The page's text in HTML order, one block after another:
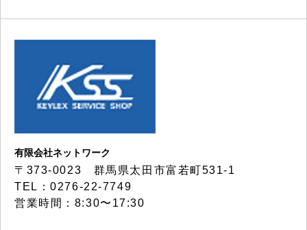
有限会社ネットワーク
〒373-0023 群馬県太田市富若町531-1
TEL：0276-22-7749
営業時間：8:30〜17:30